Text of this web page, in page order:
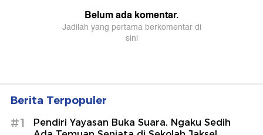
Berita Terpopuler
#1
Pendiri Yayasan Buka Suara, Ngaku Sedih